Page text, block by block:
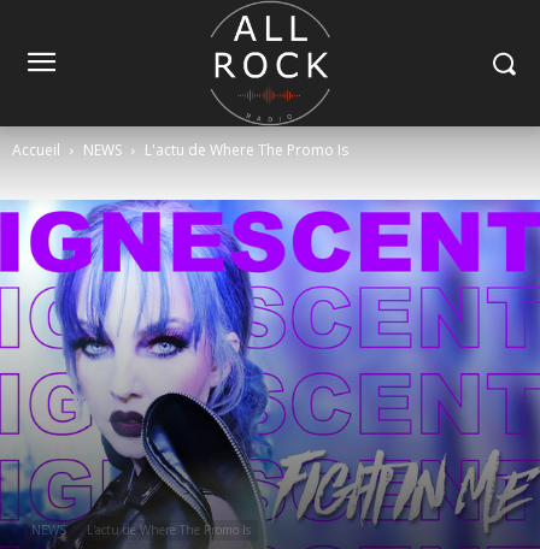
Accueil NEWS L'actu de Where The Promo Is
NEWS L'actu de Where The Promo Is